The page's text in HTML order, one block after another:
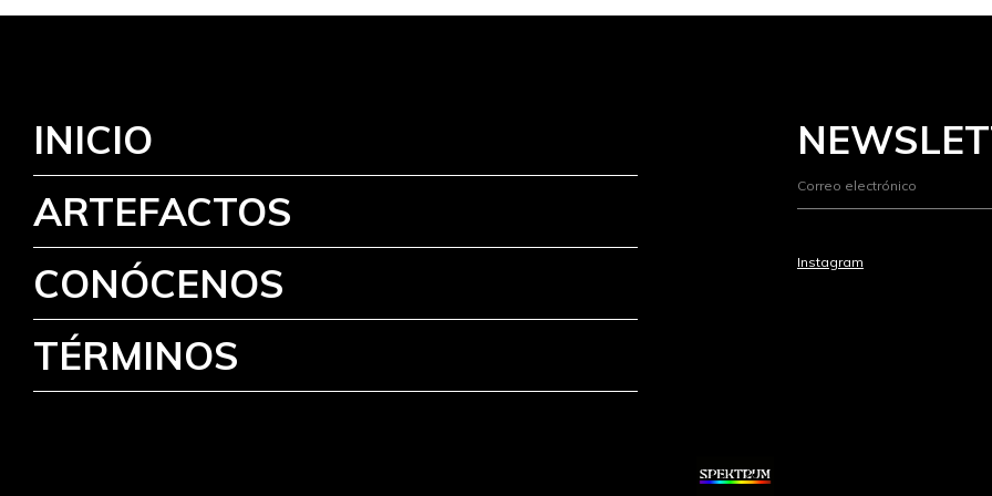
INICIO
ARTEFACTOS
CONÓCENOS
TÉRMINOS
Instagram